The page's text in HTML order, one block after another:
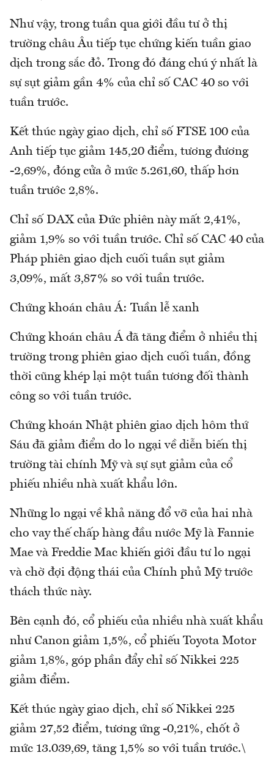
Như vậy, trong tuần qua giới đầu tư ở thị
trường châu Âu tiếp tục chứng kiến tuần giao
dịch trong sắc đỏ. Trong đó đáng chú ý nhất là
sự sụt giảm gần 4% của chỉ số CAC 40 so với
tuần trước.
Kết thúc ngày giao dịch, chỉ số FTSE 100 của
Anh tiếp tục giảm 145,20 điểm, tương đương
-2,69%, đóng cửa ở mức 5.261,60, thấp hơn
tuần trước 2,8%.
Chỉ số DAX của Đức phiên này mất 2,41%,
giảm 1,9% so với tuần trước. Chỉ số CAC 40 của
Pháp phiên giao dịch cuối tuần sụt giảm
3,09%, mất 3,87% so với tuần trước.
Chứng khoán châu Á: Tuần lễ xanh
Chứng khoán châu Á đã tăng điểm ở nhiều thị
trường trong phiên giao dịch cuối tuần, đồng
thời cũng khép lại một tuần tương đối thành
công so với tuần trước.
Chứng khoán Nhật phiên giao dịch hôm thứ
Sáu đã giảm điểm do lo ngại về diễn biến thị
trường tài chính Mỹ và sự sụt giảm của cổ
phiếu nhiều nhà xuất khẩu lớn.
Những lo ngại về khả năng đổ vỡ của hai nhà
cho vay thế chấp hàng đầu nước Mỹ là Fannie
Mae và Freddie Mac khiến giới đầu tư lo ngại
và chờ đợi động thái của Chính phủ Mỹ trước
thách thức này.
Bên cạnh đó, cổ phiếu của nhiều nhà xuất khẩu
như Canon giảm 1,5%, cổ phiếu Toyota Motor
giảm 1,8%, góp phần đẩy chỉ số Nikkei 225
giảm điểm.
Kết thúc ngày giao dịch, chỉ số Nikkei 225
giảm 27,52 điểm, tương ứng -0,21%, chốt ở
mức 13.039,69, tăng 1,5% so với tuần trước.\